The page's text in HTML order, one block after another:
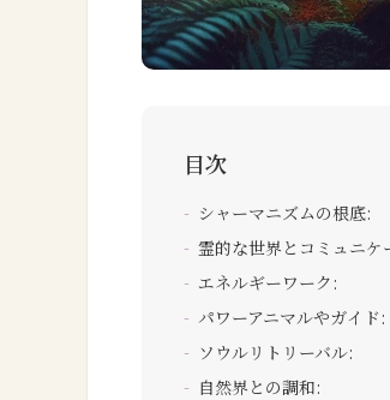
目次
シャーマニズムの根底:
霊的な世界とコミュニケ
エネルギーワーク:
パワーアニマルやガイド:
ソウルリトリーバル:
自然界との調和: